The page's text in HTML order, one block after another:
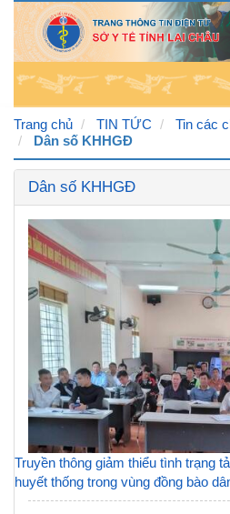
Thứ
6 , 7
/ 8 /
2026
20
: 45
AM
Trang chủ
TIN TỨC
Tin các
Dân số KHHGĐ
Dân số KHHGĐ
Truyền thông giảm thiểu tình trạng
huyết thống trong vùng đồng bào